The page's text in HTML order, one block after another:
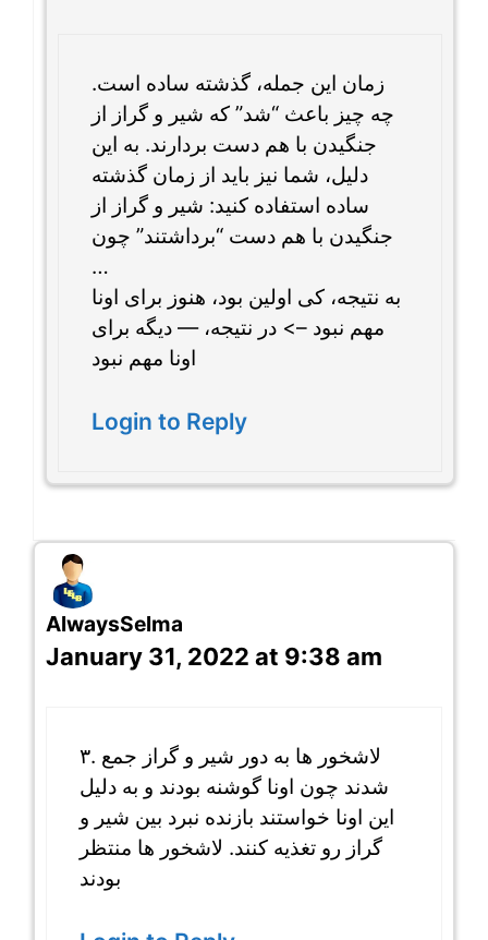
زمان این جمله، گذشته ساده است.
چه چیز باعث “شد” که شیر و گراز از
جنگیدن با هم دست بردارند. به این
دلیل، شما نیز باید از زمان گذشته
ساده استفاده کنید: شیر و گراز از
جنگیدن با هم دست “برداشتند” چون
…
به نتیجه، کی اولین بود، هنوز برای اونا
مهم نبود –> در نتیجه، — دیگه برای
اونا مهم نبود
Login to Reply
AlwaysSelma
January 31, 2022 at 9:38 am
۳. لاشخور ها به دور شیر و گراز جمع
شدند چون اونا گوشنه بودند و به دلیل
این اونا خواستند بازنده نبرد بین شیر و
گراز رو تغذیه کنند. لاشخور ها منتظر
بودند